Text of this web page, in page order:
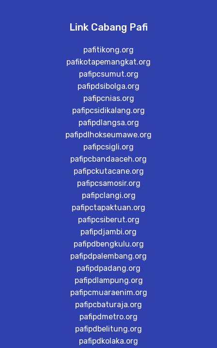
Link Cabang Pafi
pafitikong.org
pafikotapemangkat.org
pafipcsumut.org
pafipdsibolga.org
pafipcnias.org
pafipcsidikalang.org
pafipdlangsa.org
pafipdlhokseumawe.org
pafipcsigli.org
pafipcbandaaceh.org
pafipckutacane.org
pafipcsamosir.org
pafipclangi.org
pafipctapaktuan.org
pafipcsiberut.org
pafipdjambi.org
pafipdbengkulu.org
pafipdpalembang.org
pafipdpadang.org
pafipdlampung.org
pafipcmuaraenim.org
pafipcbaturaja.org
pafipdmetro.org
pafipdbelitung.org
pafipdkolaka.org